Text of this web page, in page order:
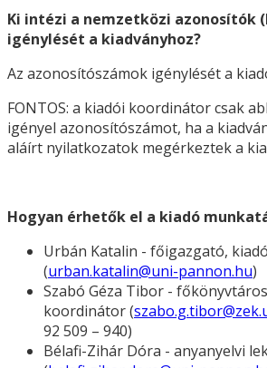
Ki intézi a nemzetközi azonosítók
igénylését a kiadványhoz?
Az azonosítószámok igénylését a
FONTOS: a kiadói koordinátor csak
igényel azonosítószámot, ha a
aláírt nyilatkozatok megérkeztek a
Hogyan érhetők el a kiadó
Urbán Katalin - főigazgató,
(urban.katalin@uni-pannon.hu)
Szabó Géza Tibor -
koordinátor (
92 509 – 940)
Bélafi-Zihár Dóra - anyanyelvi